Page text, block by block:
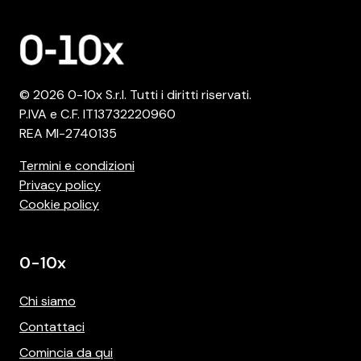
© 2026 0-10x S.r.l. Tutti i diritti riservati.
P.IVA e C.F. IT13732220960
REA MI-2740135
Termini e condizioni
Privacy policy
Cookie policy
0-10x
Chi siamo
Contattaci
Comincia da qui